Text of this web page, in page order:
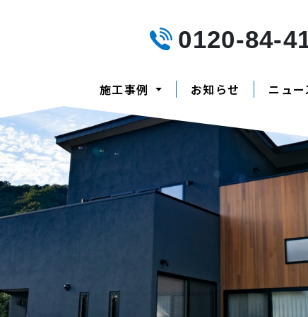
0120-84-
施工事例 お知らせ ニュー